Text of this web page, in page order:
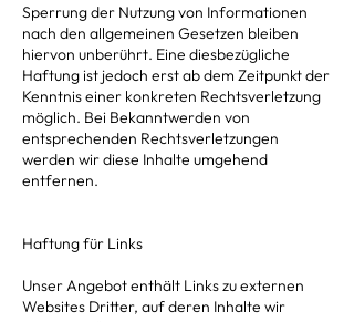
Sperrung der Nutzung von Informationen
nach den allgemeinen Gesetzen bleiben
hiervon unberührt. Eine diesbezügliche
Haftung ist jedoch erst ab dem Zeitpunkt der
Kenntnis einer konkreten Rechtsverletzung
möglich. Bei Bekanntwerden von
entsprechenden Rechtsverletzungen
werden wir diese Inhalte umgehend
entfernen.
Haftung für Links
Unser Angebot enthält Links zu externen
Websites Dritter, auf deren Inhalte wir